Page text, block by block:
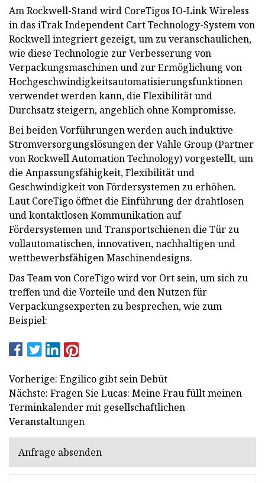
Am Rockwell-Stand wird CoreTigos IO-Link Wireless
in das iTrak Independent Cart Technology-System von
Rockwell integriert gezeigt, um zu veranschaulichen,
wie diese Technologie zur Verbesserung von
Verpackungsmaschinen und zur Ermöglichung von
Hochgeschwindigkeitsautomatisierungsfunktionen
verwendet werden kann, die Flexibilität und
Durchsatz steigern, angeblich ohne Kompromisse.
Bei beiden Vorführungen werden auch induktive
Stromversorgungslösungen der Vahle Group (Partner
von Rockwell Automation Technology) vorgestellt, um
die Anpassungsfähigkeit, Flexibilität und
Geschwindigkeit von Fördersystemen zu erhöhen.
Laut CoreTigo öffnet die Einführung der drahtlosen
und kontaktlosen Kommunikation auf
Fördersystemen und Transportschienen die Tür zu
vollautomatischen, innovativen, nachhaltigen und
wettbewerbsfähigen Maschinendesigns.
Das Team von CoreTigo wird vor Ort sein, um sich zu
treffen und die Vorteile und den Nutzen für
Verpackungsexperten zu besprechen, wie zum
Beispiel:
Vorherige: Engilico gibt sein Debüt
Nächste: Fragen Sie Lucas: Meine Frau füllt meinen
Terminkalender mit gesellschaftlichen
Veranstaltungen
Anfrage absenden